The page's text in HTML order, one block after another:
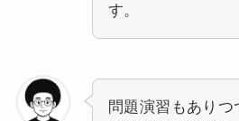
す。
問題演習もありつ